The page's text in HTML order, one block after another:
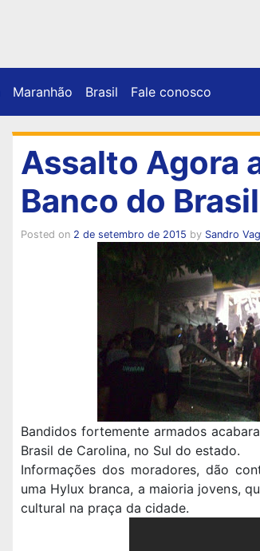
Maranhão Brasil Fale conosco
Assalto Agora
Banco do
Posted on 2 de setembro de 2015 by Sandro
Bandidos fortemente armados
Brasil de Carolina, no Sul do estado.
Informações dos moradores, dão
uma Hylux branca, a maioria jovens,
cultural na praça da cidade.